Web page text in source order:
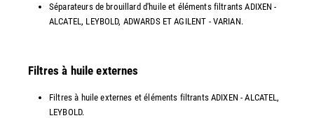
Séparateurs de brouillard d'huile et éléments filtrants ADIXEN -
ALCATEL, LEYBOLD, ADWARDS ET AGILENT - VARIAN.
Filtres à huile externes
Filtres à huile externes et éléments filtrants ADIXEN - ALCATEL,
LEYBOLD.